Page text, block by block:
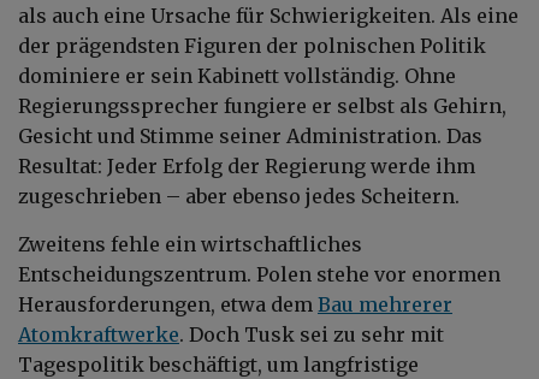
als auch eine Ursache für Schwierigkeiten. Als eine
der prägendsten Figuren der polnischen Politik
dominiere er sein Kabinett vollständig. Ohne
Regierungssprecher fungiere er selbst als Gehirn,
Gesicht und Stimme seiner Administration. Das
Resultat: Jeder Erfolg der Regierung werde ihm
zugeschrieben – aber ebenso jedes Scheitern.
Zweitens fehle ein wirtschaftliches
Entscheidungszentrum. Polen stehe vor enormen
Herausforderungen, etwa dem Bau mehrerer
Atomkraftwerke. Doch Tusk sei zu sehr mit
Tagespolitik beschäftigt, um langfristige